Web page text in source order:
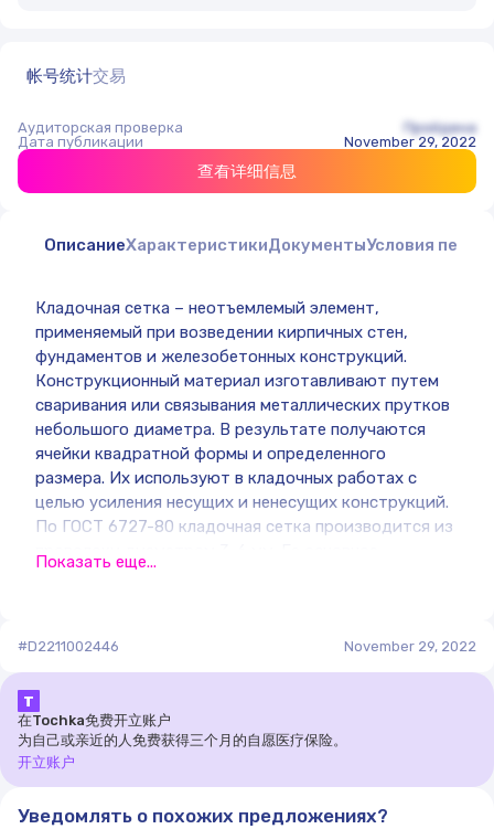
帐号统计交易
Аудиторская проверка
Пройдена
Дата публикации
November 29, 2022
查看详细信息
ОписаниеХарактеристикиДокументыУсловия
Кладочная сетка – неотъемлемый элемент,
применяемый при возведении кирпичных стен,
фундаментов и железобетонных конструкций.
Конструкционный материал изготавливают путем
сваривания или связывания металлических прутков
небольшого диаметра. В результате получаются
ячейки квадратной формы и определенного
размера. Их используют в кладочных работах с
целью усиления несущих и ненесущих конструкций.
По ГОСТ 6727-80 кладочная сетка производится из
проволоки диаметром 3-6 мм. Ее основное
назначение – армирование кирпичной кладки. Это
разрушению, предотвратить чрезмерную усадку и
деформации. В результате удается увеличить срок
эксплуатации здания и дольше обходиться без его
ремонта.
Важно: сетка задерживает кладочный раствор,
препятствуя его проникновению в пустоты
строительного материала. Это очень важно для
обеспечения нужного уровня теплоизоляции.
Показать еще...
#D2211002446 November 29, 2022
Т
在Tochka免费开立账户
为自己或亲近的人免费获得三个月的自愿医疗保险。
开立账户
Уведомлять о похожих предложениях?